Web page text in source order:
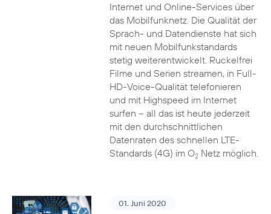
Internet und Online-Services über
das Mobilfunknetz. Die Qualität der
Sprach- und Datendienste hat sich
mit neuen Mobilfunkstandards
stetig weiterentwickelt. Ruckelfrei
Filme und Serien streamen, in Full-
HD-Voice-Qualität telefonieren
und mit Highspeed im Internet
surfen – all das ist heute jederzeit
mit den durchschnittlichen
Datenraten des schnellen LTE-
Standards (4G) im O2Netz möglich.
01. Juni 2020